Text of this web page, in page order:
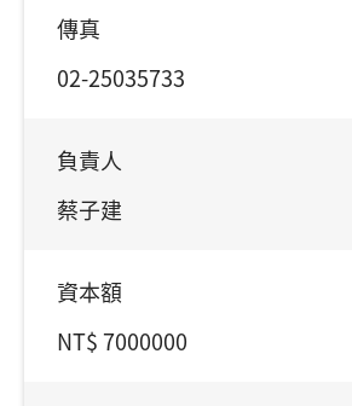
傳真
02-25035733
負責人
蔡子建
資本額
NT$ 7000000